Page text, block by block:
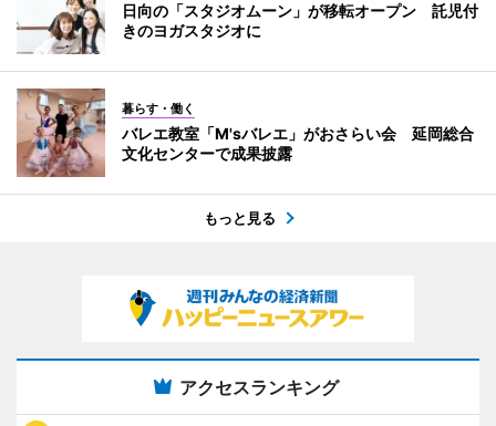
日向の「スタジオムーン」が移転オープン 託児付
きのヨガスタジオに
暮らす・働く
バレエ教室「M'sバレエ」がおさらい会 延岡総合
文化センターで成果披露
もっと見る
アクセスランキング